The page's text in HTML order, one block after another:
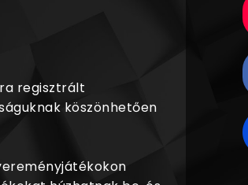
regisztrált
köszönhetően